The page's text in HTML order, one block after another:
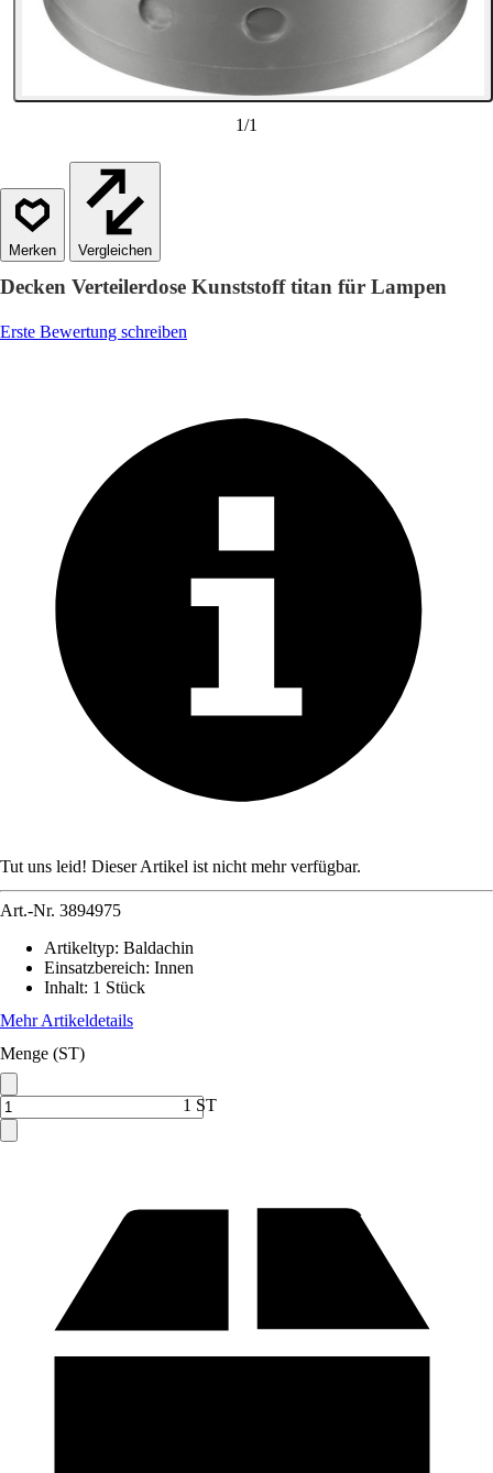
1/1
Vergleichen
Decken Verteilerdose Kunststoff titan für Lampen
Erste Bewertung schreiben
Tut uns leid! Dieser Artikel ist nicht mehr verfügbar.
Art.-Nr. 3894975
Artikeltyp: Baldachin
Einsatzbereich: Innen
Inhalt: 1 Stück
Mehr Artikeldetails
Menge (ST)
1 ST